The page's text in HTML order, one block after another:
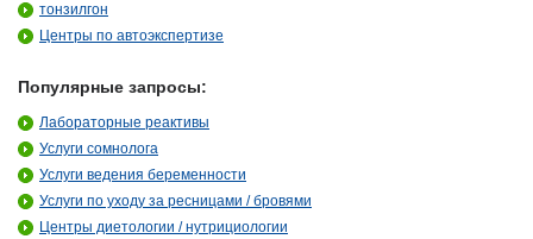
тонзилгон
Центры по автоэкспертизе
Популярные запросы:
Лабораторные реактивы
Услуги сомнолога
Услуги ведения беременности
Услуги по уходу за ресницами / бровями
Центры диетологии / нутрициологии